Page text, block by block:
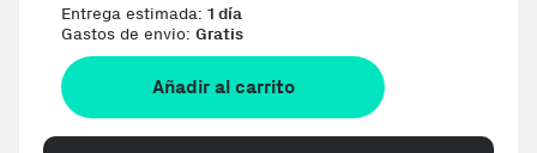
Entrega estimada: 1 día
Gastos de envio: Gratis
Añadir al carrito